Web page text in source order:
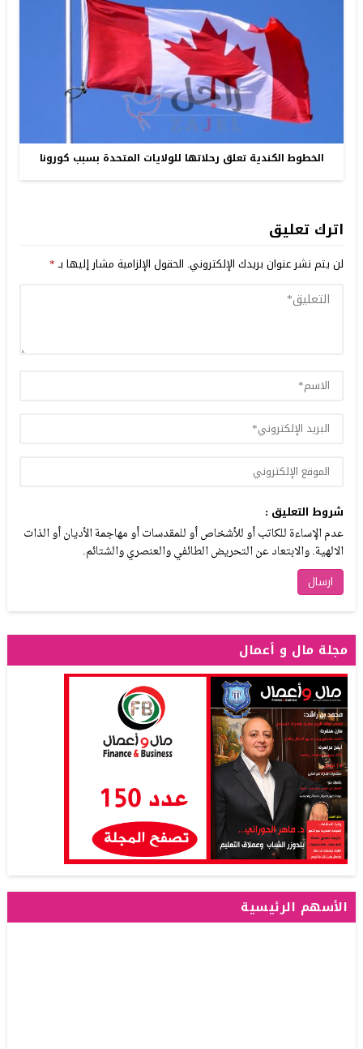
الخطوط الكندية تعلق رحلاتها للولايات المتحدة بسبب كورونا
اترك تعليق
لن يتم نشر عنوان بريدك الإلكتروني. الحقول الإلزامية مشار إليها بـ*
شروط التعليق :
عدم الإساءة للكاتب أو للأشخاص أو للمقدسات أو مهاجمة الأديان أو الذات
الالهية. والابتعاد عن التحريض الطائفي والعنصري والشتائم.
مجلة مال و أعمال
الأسهم الرئيسية